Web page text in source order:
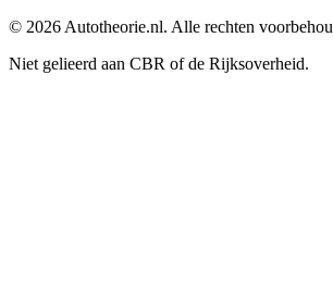
© 2026 Autotheorie.nl. Alle rechten
Niet gelieerd aan CBR of de Rijksoverheid.